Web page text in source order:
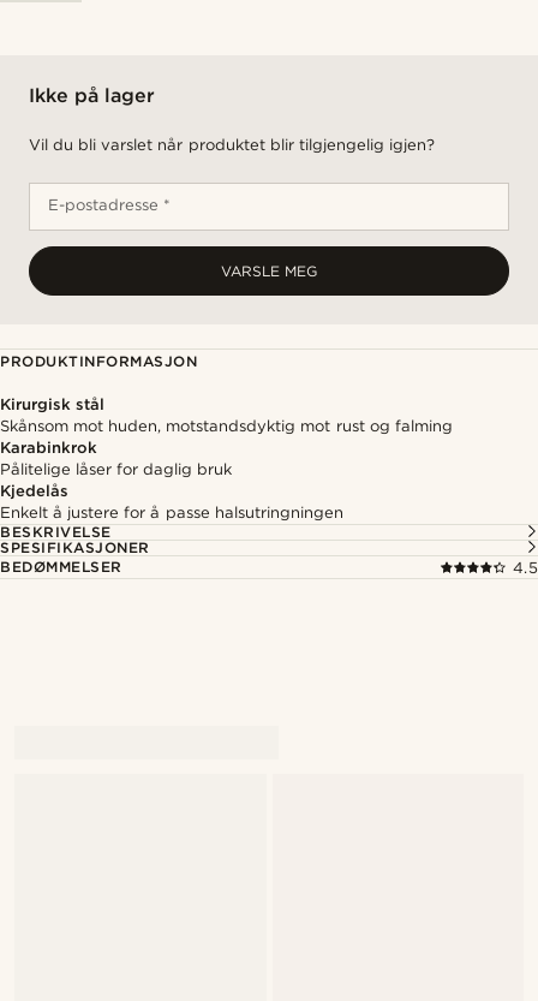
Ikke på lager
Vil du bli varslet når produktet blir tilgjengelig igjen?
E-postadresse *
VARSLE MEG
PRODUKTINFORMASJON
Kirurgisk stål
Skånsom mot huden, motstandsdyktig mot rust og falming
Karabinkrok
Pålitelige låser for daglig bruk
Kjedelås
Enkelt å justere for å passe halsutringningen
BESKRIVELSE
SPESIFIKASJONER
BEDØMMELSER
4.5